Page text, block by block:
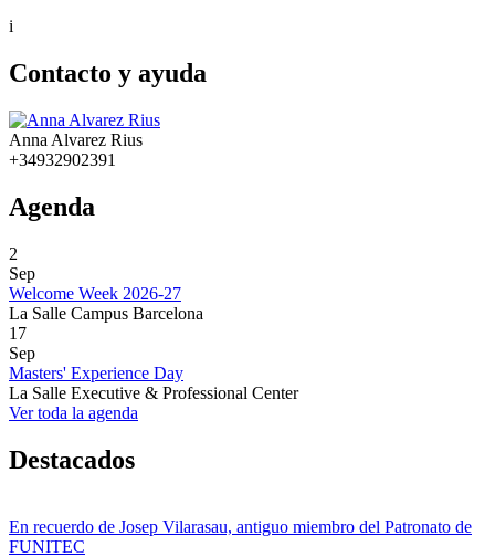
i
Contacto y ayuda
Anna Alvarez Rius
+34932902391
Agenda
2
Sep
Welcome Week 2026-27
La Salle Campus Barcelona
17
Sep
Masters' Experience Day
La Salle Executive & Professional Center
Ver toda la agenda
Destacados
En recuerdo de Josep Vilarasau, antiguo miembro del Patronato de
FUNITEC